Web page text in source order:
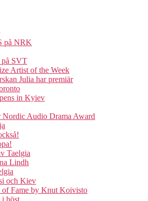
på NRK
på SVT
Artist of the Week
Julia har premiär
in Kyiev
Audio Drama Award
Taelgia
Lindh
och Kiev
of Fame by Knut Koivisto
i höst